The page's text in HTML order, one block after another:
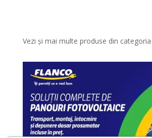
Vezi și mai multe produse din categoria